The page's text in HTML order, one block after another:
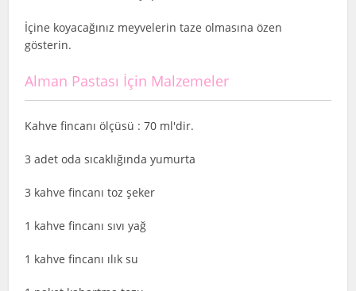
İçine koyacağınız meyvelerin taze olmasına özen
gösterin.
Alman Pastası İçin Malzemeler
Kahve fincanı ölçüsü : 70 ml'dir.
3 adet oda sıcaklığında yumurta
3 kahve fincanı toz şeker
1 kahve fincanı sıvı yağ
1 kahve fincanı ılık su